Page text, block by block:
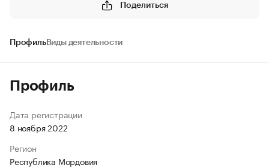
Поделиться
ПрофильВиды деятельности
Профиль
Дата регистрации
8 ноября 2022
Регион
Республика Мордовия